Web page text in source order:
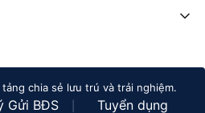
chia sẻ lưu trú và trải nghiệm.
Gửi BĐS Tuyển dụng